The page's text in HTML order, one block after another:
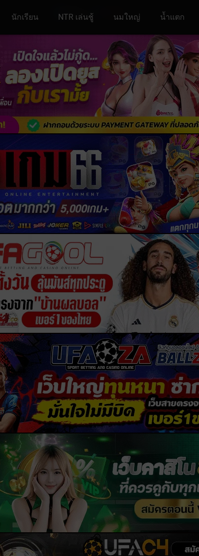
นักเรียน NTR เล่นชู้ นมใหญ่ น้ำแตก